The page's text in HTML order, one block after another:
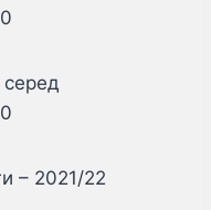
серед
– 2021/22